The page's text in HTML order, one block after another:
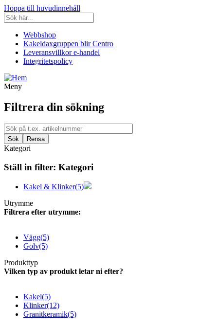
Hoppa till huvudinnehåll
Webbshop
Kakeldaxgruppen blir Centro
Leveransvillkor e-handel
Integritetspolicy
Meny
Filtrera din sökning
Kategori
Ställ in filter: Kategori
Kakel & Klinker(5)
Utrymme
Filtrera efter utrymme:
Vägg(5)
Golv(5)
Produkttyp
Vilken typ av produkt letar ni efter?
Kakel(5)
Klinker(12)
Granitkeramik(5)